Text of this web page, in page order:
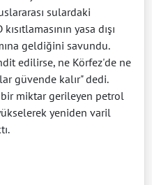
sulardaki
yasa dışı
geldiğini savundu.
edilirse, ne Körfez'de ne
güvende kalır" dedi.
miktar gerileyen petrol
yeniden varil